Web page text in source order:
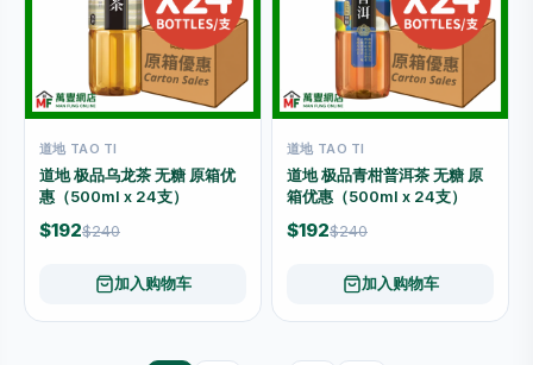
道地 TAO TI
道地 极品乌龙茶 无糖 原箱优
惠（500ml x 24支）
$192$240
加入购物车
道地 TAO TI
道地 极品青柑普洱茶 无糖 原
箱优惠（500ml x 24支）
$192$240
加入购物车